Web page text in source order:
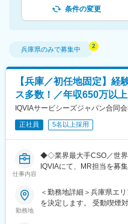
条件の変更
兵庫県のみで募集中
【兵庫／初任地固定】
ス多数！／年収650万以
IQVIAサービシーズジャパン合同
正社員 5名以上採用
仕事内容
◆◇業界最大手CSO／世界
IQVIAにて、MR担当を募
【具体的な業務詳細】
勤務地
＜勤務地詳細＞兵庫県エ
を決定します。 受動喫煙